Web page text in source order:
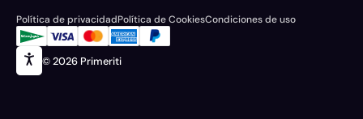
© 2026 Primeriti
Política de privacidadPolítica de CookiesCondiciones de uso